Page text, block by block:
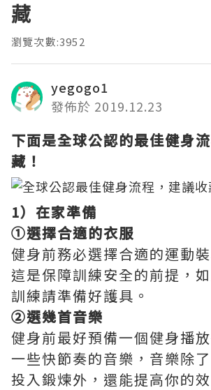
藏
瀏覽次數:3952
yegogo1
發佈於 2019.12.23
下面是全球公認的最佳健身
藏！
1）在家準備
①選擇合適的衣服
健身前務必選擇合適的運動
這是保障訓練安全的前提，
訓練請準備好護具。
②選幾首音樂
健身前最好預備一個健身播
一些快節奏的音樂，音樂除
投入鍛煉外，還能提高你的效